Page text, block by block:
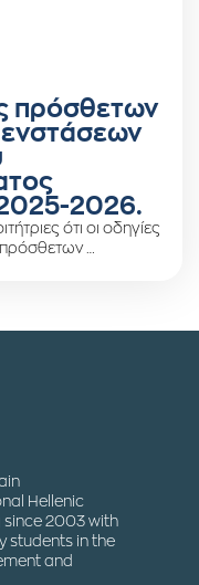
πρόσθετων
ενστάσεων
2026.
ότι οι οδηγίες
…
Hellenic
since 2003 with
students in the
and